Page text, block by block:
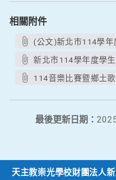
相關附件
(公文)新北市114學
新北市114學年度學
114音樂比賽暨鄉土
最後更新日期：
天主教崇光學校財團法人